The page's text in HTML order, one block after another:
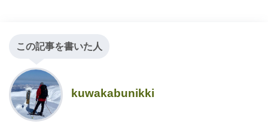
この記事を書いた人
kuwakabunikki